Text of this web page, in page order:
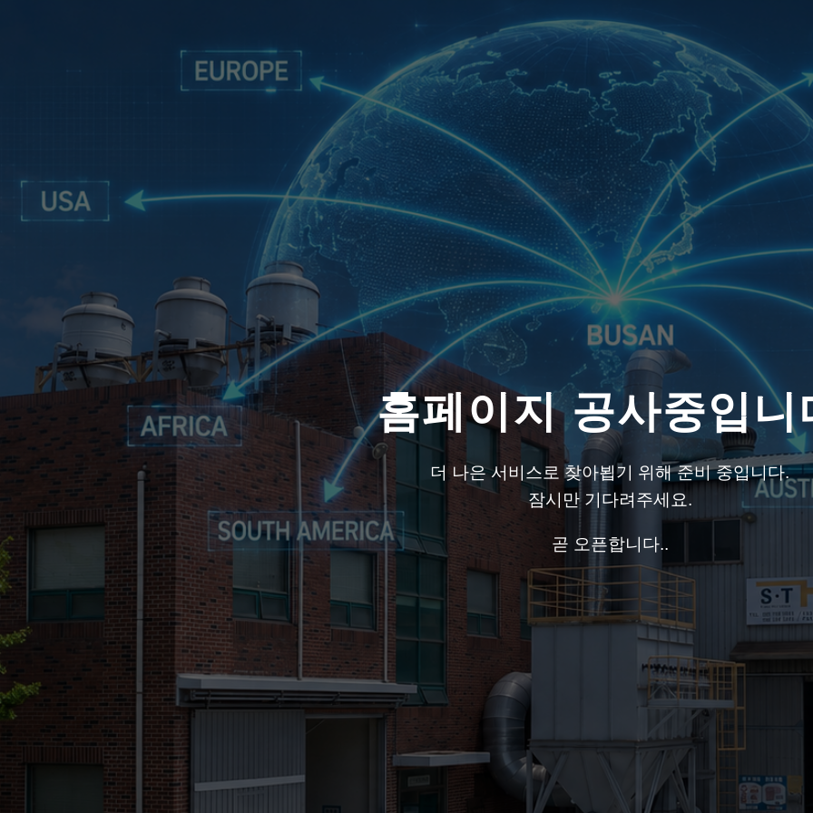
홈페이지 공사중입니
더 나은 서비스로 찾아뵙기 위해 준비 중입니다.
잠시만 기다려주세요.
곧 오픈합니다